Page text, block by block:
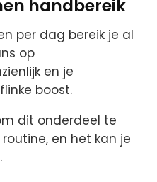
handbereik
per dag bereik je al
op
en je
boost.
dit onderdeel te
en het kan je